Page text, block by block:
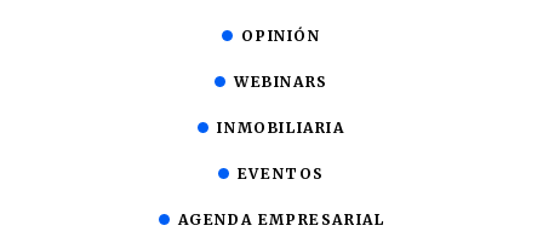
OPINIÓN
WEBINARS
INMOBILIARIA
EVENTOS
AGENDA EMPRESARIAL